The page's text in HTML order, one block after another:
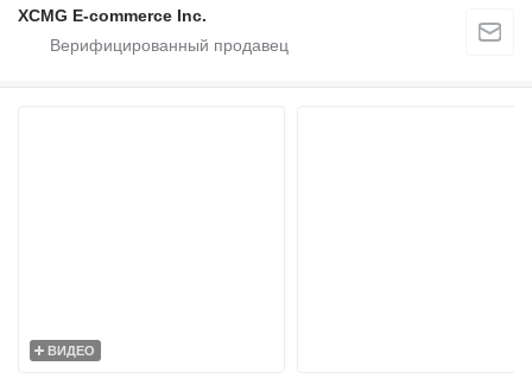
XCMG E-commerce Inc.
ВИДЕО